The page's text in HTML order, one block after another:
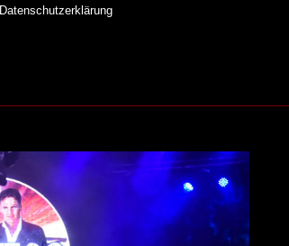
Datenschutzerklärung